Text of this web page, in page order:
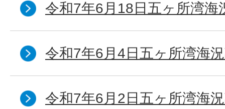
令和7年6月18日五ヶ所湾海
令和7年6月4日五ヶ所湾海
令和7年6月2日五ヶ所湾海